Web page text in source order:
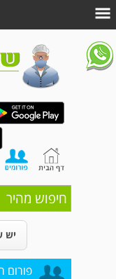
חיפוש מהיר
יש
פורום